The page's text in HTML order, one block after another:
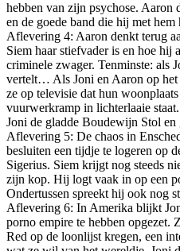
hebben van zijn psychose. Aaron
en de goede band die hij met hem
Aflevering 4: Aaron denkt terug
Siem haar stiefvader is en hoe hij
criminele zwager. Tenminste: als
vertelt… Als Joni en Aaron op
ze op televisie dat hun
vuurwerkramp in lichterlaaie
Joni de gladde Boudewijn Stol
Aflevering 5: De chaos in
besluiten een tijdje te logeren op
Sigerius. Siem krijgt nog steeds
zijn kop. Hij logt vaak in op een
Ondertussen spreekt hij ook nog
Aflevering 6: In Amerika blijkt
porno empire te hebben opgezet.
Red op de loonlijst kregen, een